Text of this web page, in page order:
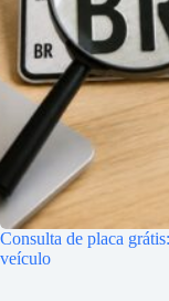
Consulta de placa
veículo